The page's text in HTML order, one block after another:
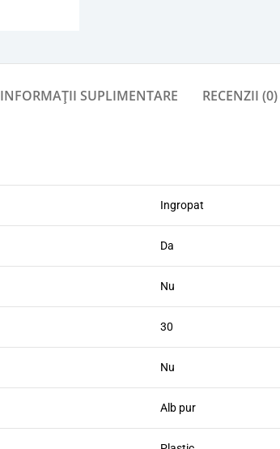
INFORMAȚII SUPLIMENTARE RECENZII (0)
Ingropat
Da
Nu
30
Nu
Alb pur